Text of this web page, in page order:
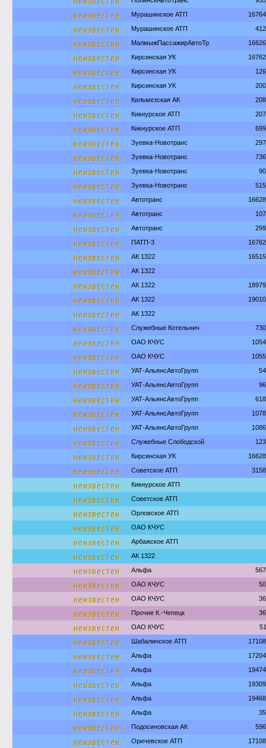
неизвестен Мурашинское АТП
неизвестен Мурашинское АТП
неизвестен МалмыжПассажирАвтоТр
неизвестен Кирсинская УК
неизвестен Кирсинская УК
неизвестен Кирсинская УК
неизвестен Кильмезская АК
неизвестен Кикнурское АТП
неизвестен Кикнурское АТП
неизвестен Зуевка-Новотранс
неизвестен Зуевка-Новотранс
неизвестен Зуевка-Новотранс
неизвестен Зуевка-Новотранс
неизвестен Автотранс
неизвестен Автотранс
неизвестен Автотранс
неизвестен ПАТП-3
неизвестен АК 1322
неизвестен АК 1322
неизвестен АК 1322
неизвестен АК 1322
неизвестен АК 1322
неизвестен Служебные Котельнич
неизвестен ОАО КЧУС
неизвестен ОАО КЧУС
неизвестен УАТ-АльянсАвтоГрупп
неизвестен УАТ-АльянсАвтоГрупп
неизвестен УАТ-АльянсАвтоГрупп
неизвестен УАТ-АльянсАвтоГрупп
неизвестен УАТ-АльянсАвтоГрупп
неизвестен Служебные Слободской
неизвестен Кирсинская УК
неизвестен Советское АТП
неизвестен Кикнурское АТП
неизвестен Советское АТП
неизвестен Орловское АТП
неизвестен ОАО КЧУС
неизвестен Арбажское АТП
неизвестен АК 1322
неизвестен Альфа
неизвестен ОАО КЧУС
неизвестен ОАО КЧУС
неизвестен Прочие К.-Чепецк
неизвестен ОАО КЧУС
неизвестен Шабалинское АТП
неизвестен Альфа
неизвестен Альфа
неизвестен Альфа
неизвестен Альфа
неизвестен Альфа
неизвестен Подосиновская АК
неизвестен Оричевское АТП